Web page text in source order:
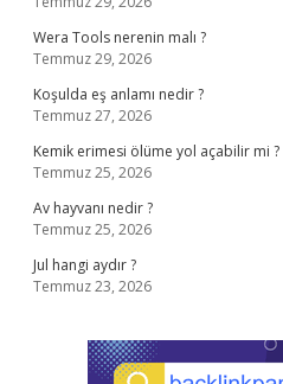
Wera Tools nerenin malı ?
Temmuz 29, 2026
Koşulda eş anlamı nedir ?
Temmuz 27, 2026
Kemik erimesi ölüme yol açabilir mi ?
Temmuz 25, 2026
Av hayvanı nedir ?
Temmuz 25, 2026
Jul hangi aydır ?
Temmuz 23, 2026